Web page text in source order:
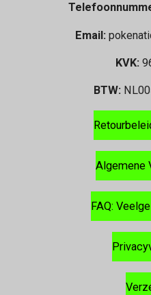
Email:
KVK:
BTW:
Algemene
FAQ: